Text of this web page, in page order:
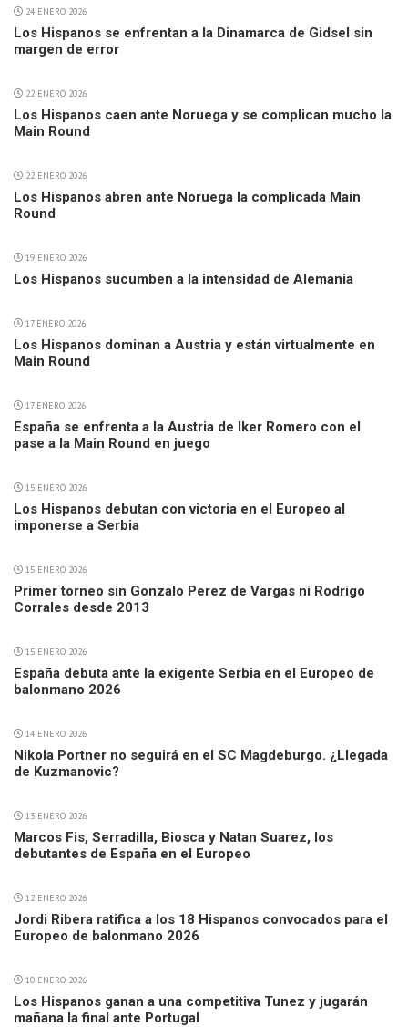
24 ENERO 2026
Los Hispanos se enfrentan a la Dinamarca de Gidsel sin
margen de error
22 ENERO 2026
Los Hispanos caen ante Noruega y se complican mucho la
Main Round
22 ENERO 2026
Los Hispanos abren ante Noruega la complicada Main
Round
19 ENERO 2026
Los Hispanos sucumben a la intensidad de Alemania
17 ENERO 2026
Los Hispanos dominan a Austria y están virtualmente en
Main Round
17 ENERO 2026
España se enfrenta a la Austria de Iker Romero con el
pase a la Main Round en juego
15 ENERO 2026
Los Hispanos debutan con victoria en el Europeo al
imponerse a Serbia
15 ENERO 2026
Primer torneo sin Gonzalo Perez de Vargas ni Rodrigo
Corrales desde 2013
15 ENERO 2026
España debuta ante la exigente Serbia en el Europeo de
balonmano 2026
14 ENERO 2026
Nikola Portner no seguirá en el SC Magdeburgo. ¿Llegada
de Kuzmanovic?
13 ENERO 2026
Marcos Fis, Serradilla, Biosca y Natan Suarez, los
debutantes de España en el Europeo
12 ENERO 2026
Jordi Ribera ratifica a los 18 Hispanos convocados para el
Europeo de balonmano 2026
10 ENERO 2026
Los Hispanos ganan a una competitiva Tunez y jugarán
mañana la final ante Portugal